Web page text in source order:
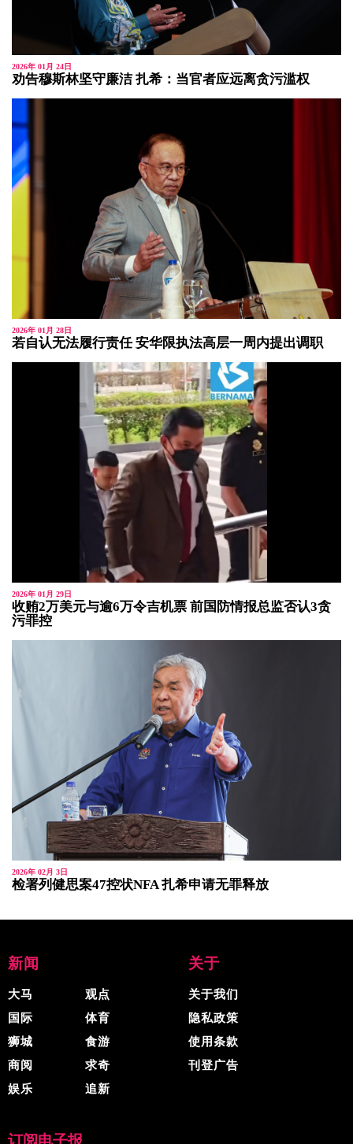
2026年 01月 24日
劝告穆斯林坚守廉洁 扎希：当官者应远离贪污滥权
2026年 01月 28日
若自认无法履行责任 安华限执法高层一周内提出调职
2026年 01月 29日
收贿2万美元与逾6万令吉机票 前国防情报总监否认3贪
污罪控
2026年 02月 3日
检署列健思案47控状NFA 扎希申请无罪释放
新闻
大马
国际
狮城
商阅
娱乐
观点
体育
食游
求奇
追新
关于
关于我们
隐私政策
使用条款
刊登广告
订阅电子报